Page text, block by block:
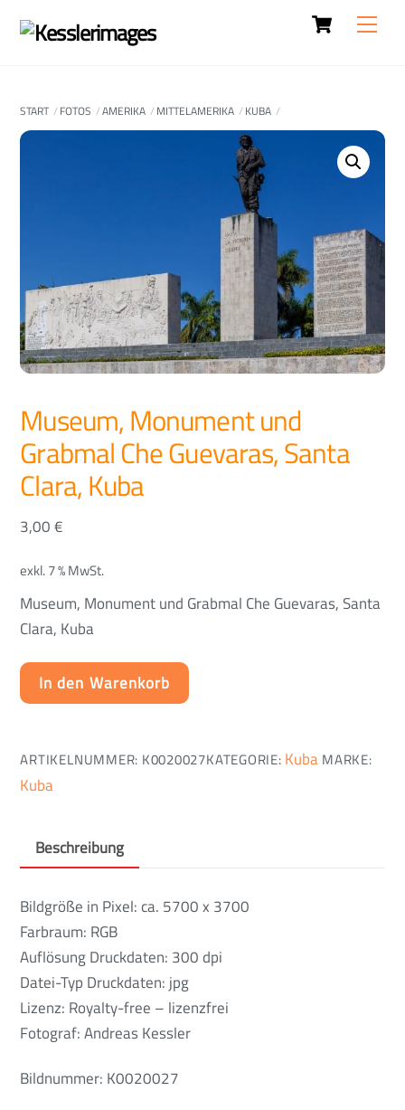
Cart
START FOTOS AMERIKA MITTELAMERIKA KUBA
Museum, Monument und
Grabmal Che Guevaras, Santa
Clara, Kuba
3,00€
exkl. 7 % MwSt.
Museum, Monument und Grabmal Che Guevaras, Santa
Clara, Kuba
In den Warenkorb
ARTIKELNUMMER: K0020027KATEGORIE: Kuba MARKE:
Kuba
Beschreibung
Bildgröße in Pixel: ca. 5700 x 3700
Farbraum: RGB
Auflösung Druckdaten: 300 dpi
Datei-Typ Druckdaten: jpg
Lizenz: Royalty-free – lizenzfrei
Fotograf: Andreas Kessler
Bildnummer: K0020027